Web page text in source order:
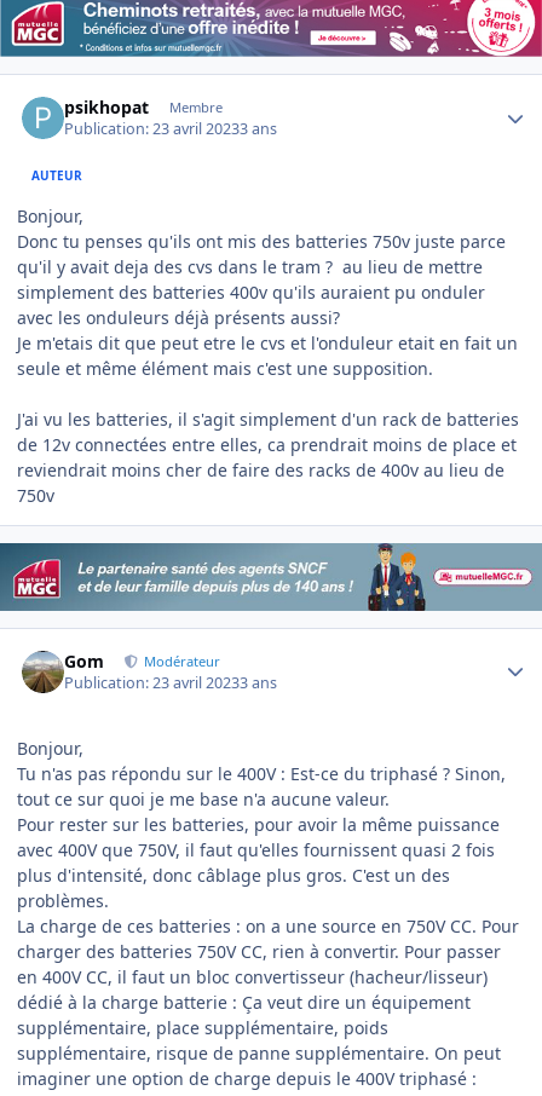
psikhopat Membre
Publication:23 avril 20233 ans
AUTEUR
Bonjour,
Donc tu penses qu'ils ont mis des batteries 750v juste parce
qu'il y avait deja des cvs dans le tram ? au lieu de mettre
simplement des batteries 400v qu'ils auraient pu onduler
avec les onduleurs déjà présents aussi?
Je m'etais dit que peut etre le cvs et l'onduleur etait en fait un
seule et même élément mais c'est une supposition.
J'ai vu les batteries, il s'agit simplement d'un rack de batteries
de 12v connectées entre elles, ca prendrait moins de place et
reviendrait moins cher de faire des racks de 400v au lieu de
750v
Gom Modérateur
Publication:23 avril 20233 ans
Bonjour,
Tu n'as pas répondu sur le 400V : Est-ce du triphasé ? Sinon,
tout ce sur quoi je me base n'a aucune valeur.
Pour rester sur les batteries, pour avoir la même puissance
avec 400V que 750V, il faut qu'elles fournissent quasi 2 fois
plus d'intensité, donc câblage plus gros. C'est un des
problèmes.
La charge de ces batteries : on a une source en 750V CC. Pour
charger des batteries 750V CC, rien à convertir. Pour passer
en 400V CC, il faut un bloc convertisseur (hacheur/lisseur)
dédié à la charge batterie : Ça veut dire un équipement
supplémentaire, place supplémentaire, poids
supplémentaire, risque de panne supplémentaire. On peut
imaginer une option de charge depuis le 400V triphasé :